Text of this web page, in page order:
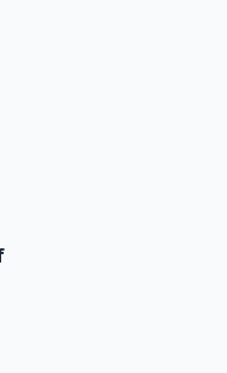
KPI Jawa Timur